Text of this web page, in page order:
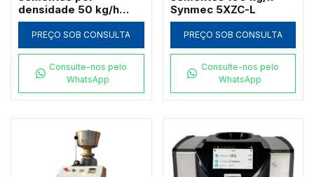
densidade 50 kg/h
Synmec 5XZ-L
PREÇO SOB CONSULTA
Consulte-nos pelo
WhatsApp
Synmec 5XZC-L
PREÇO SOB CONSULTA
Consulte-nos pelo
WhatsApp